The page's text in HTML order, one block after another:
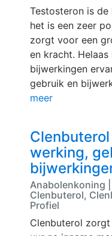
Testosteron is de
het is een zeer
zorgt voor een
en kracht.
bijwerkingen
gebruik en
meer
werking,
Anabolenkoning
Clenbuterol,
Profiel
Clenbuterol